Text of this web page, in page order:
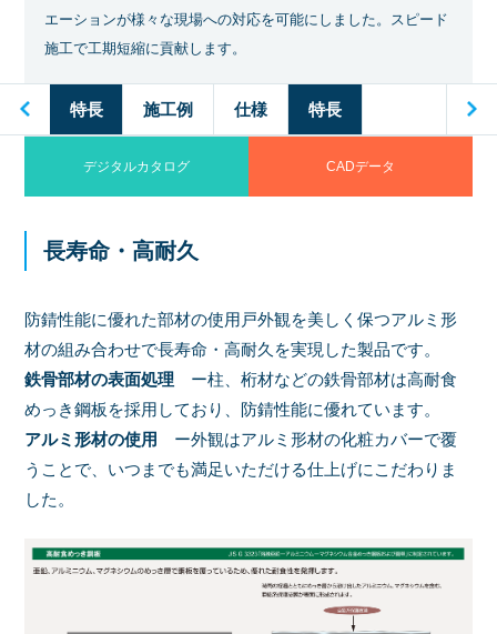
エーションが様々な現場への対応を可能にしました。スピード
施工で工期短縮に貢献します。
様 特長 施工例 仕様 特長
デジタルカタログ CADデータ
長寿命・高耐久
防錆性能に優れた部材の使用戸外観を美しく保つアルミ形
材の組み合わせで長寿命・高耐久を実現した製品です。
鉄骨部材の表面処理 ー柱、桁材などの鉄骨部材は高耐食
めっき鋼板を採用しており、防錆性能に優れています。
アルミ形材の使用
ー外観はアルミ形材の化粧カバーで覆
うことで、いつまでも満足いただける仕上げにこだわりま
した。